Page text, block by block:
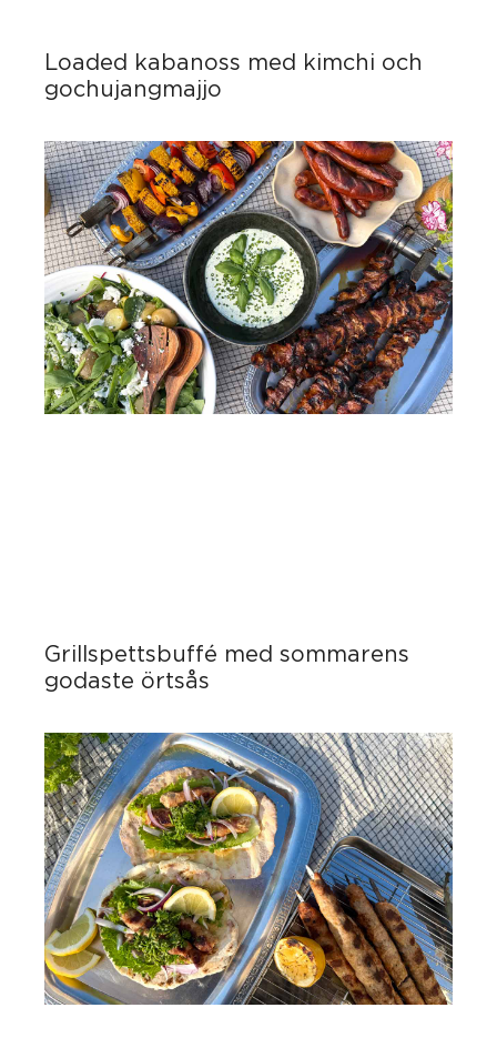
Loaded kabanoss med kimchi och
gochujangmajjo
Grillspettsbuffé med sommarens
godaste örtsås